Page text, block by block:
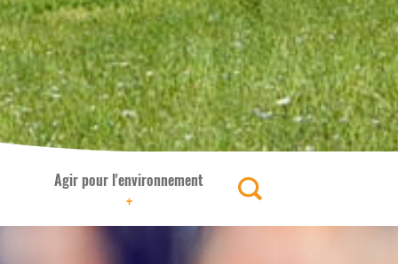
+
Agir pour l'environnement